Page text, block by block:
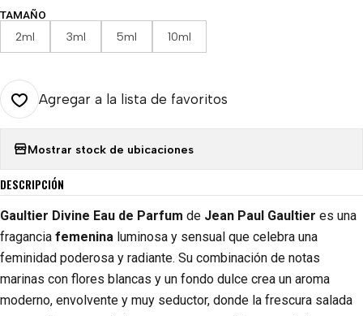
TAMAÑO
2ml 3ml 5ml 10ml
Agregar a la lista de favoritos
Mostrar stock de ubicaciones
DESCRIPCIÓN
Gaultier Divine Eau de Parfum de Jean Paul Gaultier es una
fragancia femenina luminosa y sensual que celebra una
feminidad poderosa y radiante. Su combinación de notas
marinas con flores blancas y un fondo dulce crea un aroma
moderno, envolvente y muy seductor, donde la frescura salada